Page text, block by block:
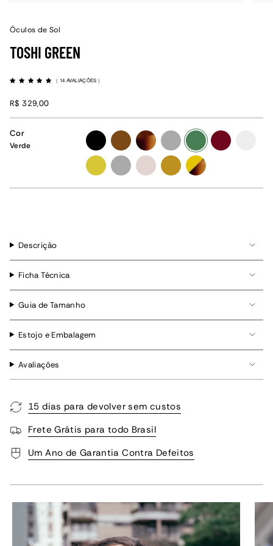
Óculos de Sol
TOSHI GREEN
( 14 AVALIAÇÕES)
R$ 329,00
Cor
Verde
preto marromtartaruga
grafiteverde vinho
amarelografiterose amarelo-
ocre
amarelo-
tartaruga
Descrição
Ficha Técnica
Guia de Tamanho
Estojo e Embalagem
Avaliações
15 dias para devolver sem custos
Frete Grátis para todo Brasil
Um Ano de Garantia Contra Defeitos